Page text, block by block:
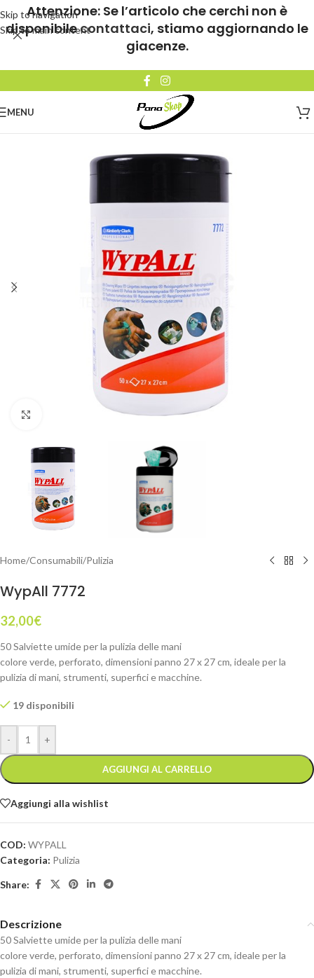
Skip to navigation
Skip to main content
Attenzione: Se l’articolo che cerchi non è
disponibilecontattaci, stiamo aggiornando le
giacenze.
MENU
Home/Consumabili/Pulizia
WypAll 7772
32,00€
50 Salviette umide per la pulizia delle mani
colore verde, perforato, dimensioni panno 27 x 27 cm, ideale per la
pulizia di mani, strumenti, superfici e macchine.
19 disponibili
- +
AGGIUNGI AL CARRELLO
Aggiungi alla wishlist
COD: WYPALL
Categoria: Pulizia
Share:
Descrizione
50 Salviette umide per la pulizia delle mani
colore verde, perforato, dimensioni panno 27 x 27 cm, ideale per la
pulizia di mani, strumenti, superfici e macchine.